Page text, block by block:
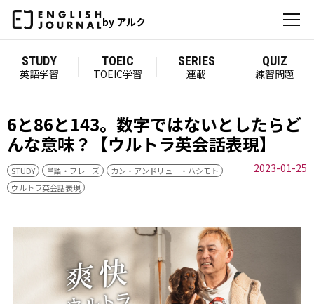
by アルク
STUDY
英語学習
TOEIC
TOEIC学習
SERIES
連載
QUIZ
練習問題
6と86と143。数字ではないとしたらど
んな意味？【ウルトラ英会話表現】
STUDY 単語・フレーズ
カン・アンドリュー・ハシモト
ウルトラ英会話表現
2023-01-25